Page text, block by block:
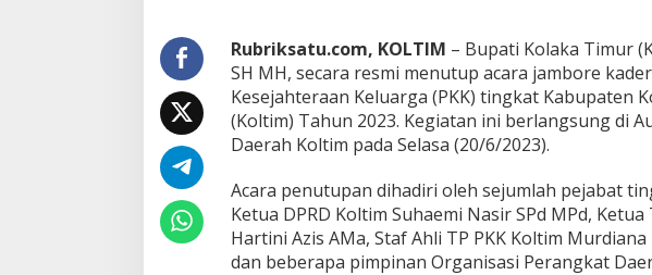
o
l
t
i
m
Rubriksatu.com, KOLTIM – Bupati Kolaka Timur
SH MH, secara resmi menutup acara jambore
Kesejahteraan Keluarga (PKK) tingkat Kabupaten
(Koltim) Tahun 2023. Kegiatan ini berlangsung di
Daerah Koltim pada Selasa (20/6/2023).
Acara penutupan dihadiri oleh sejumlah pejabat
Ketua DPRD Koltim Suhaemi Nasir SPd MPd, Ketua
Hartini Azis AMa, Staf Ahli TP PKK Koltim Murdiana
dan beberapa pimpinan Organisasi Perangkat